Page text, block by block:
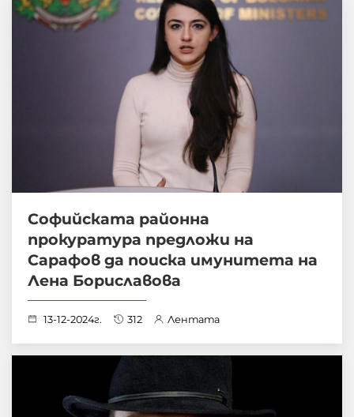
Софийската районна
прокуратура предложи на
Сарафов да поиска имунитета на
Лена Бориславова
13-12-2024г. 312 Лентата